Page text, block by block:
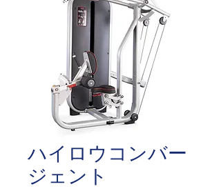
ハイロウコンバー
ジェント